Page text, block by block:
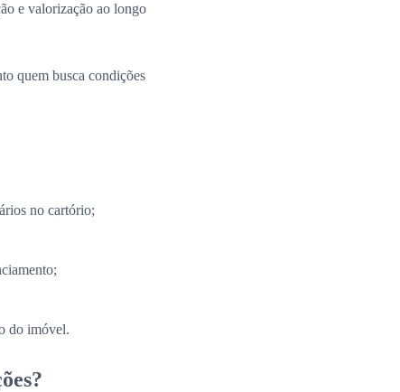
e valorização ao longo
quem busca condições
no cartório;
do imóvel.